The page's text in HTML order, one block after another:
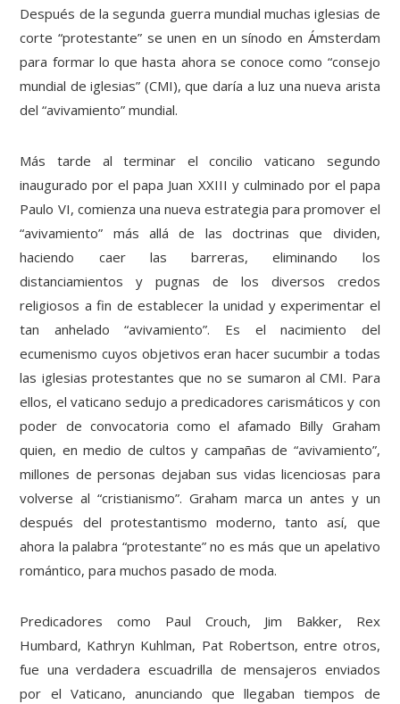
Después de la segunda guerra mundial muchas iglesias de
corte “protestante” se unen en un sínodo en Ámsterdam
para formar lo que hasta ahora se conoce como “consejo
mundial de iglesias” (CMI), que daría a luz una nueva arista
del “avivamiento” mundial.
Más tarde al terminar el concilio vaticano segundo
inaugurado por el papa Juan XXIII y culminado por el papa
Paulo VI, comienza una nueva estrategia para promover el
“avivamiento” más allá de las doctrinas que dividen,
haciendo caer las barreras, eliminando los
distanciamientos y pugnas de los diversos credos
religiosos a fin de establecer la unidad y experimentar el
tan anhelado “avivamiento”. Es el nacimiento del
ecumenismo cuyos objetivos eran hacer sucumbir a todas
las iglesias protestantes que no se sumaron al CMI. Para
ellos, el vaticano sedujo a predicadores carismáticos y con
poder de convocatoria como el afamado Billy Graham
quien, en medio de cultos y campañas de “avivamiento”,
millones de personas dejaban sus vidas licenciosas para
volverse al “cristianismo”. Graham marca un antes y un
después del protestantismo moderno, tanto así, que
ahora la palabra “protestante” no es más que un apelativo
romántico, para muchos pasado de moda.
Predicadores como Paul Crouch, Jim Bakker, Rex
Humbard, Kathryn Kuhlman, Pat Robertson, entre otros,
fue una verdadera escuadrilla de mensajeros enviados
por el Vaticano, anunciando que llegaban tiempos de